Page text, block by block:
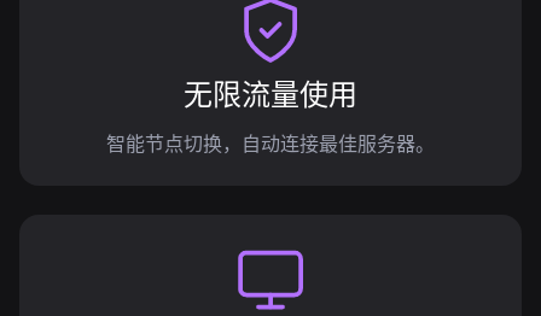
无限流量使用
智能节点切换，自动连接最佳服务器。